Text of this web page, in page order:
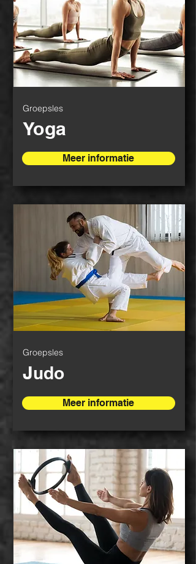
Groepsles
Yoga
Meer informatie
Groepsles
Judo
Meer informatie